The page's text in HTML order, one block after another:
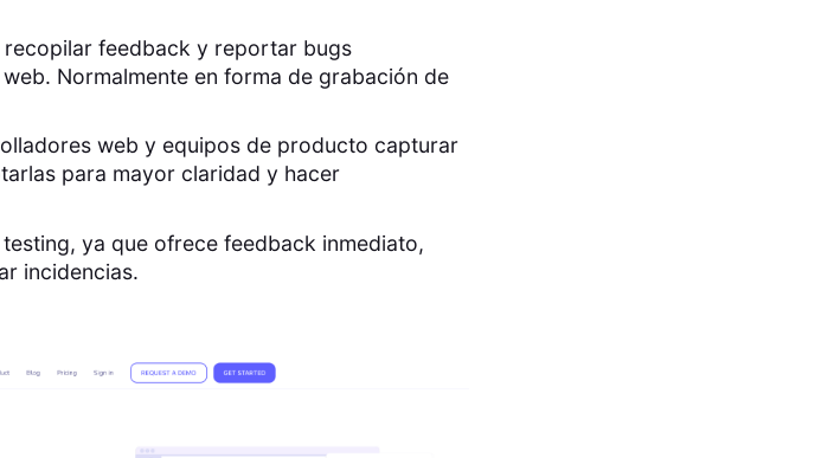
feedback y reportar bugs
Normalmente en forma de grabación de
web y equipos de producto capturar
para mayor claridad y hacer
ya que ofrece feedback inmediato,
incidencias.